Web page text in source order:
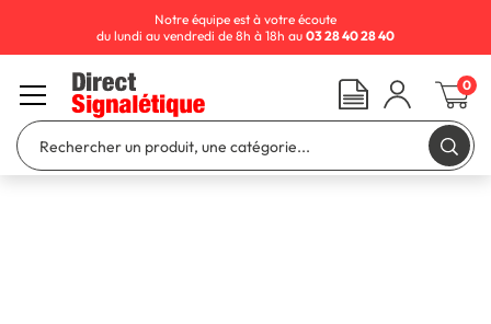
Notre équipe est à votre écoute
du lundi au vendredi de 8h à 18h au 03 28 40 28 40
0